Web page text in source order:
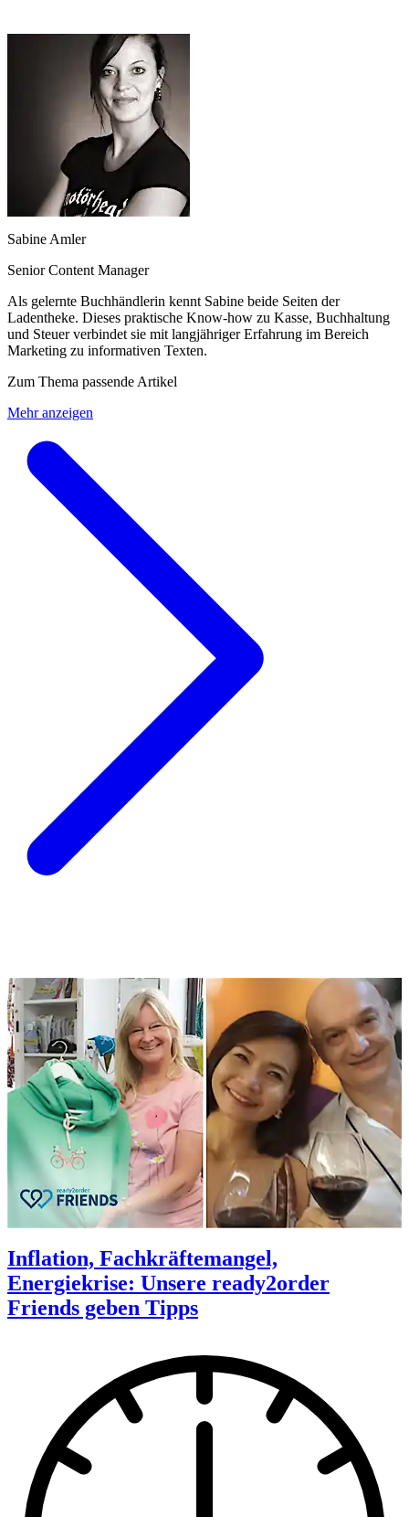
Sabine Amler
Senior Content Manager
Als gelernte Buchhändlerin kennt Sabine beide Seiten der
Ladentheke. Dieses praktische Know-how zu Kasse, Buchhaltung
und Steuer verbindet sie mit langjähriger Erfahrung im Bereich
Marketing zu informativen Texten.
Zum Thema passende Artikel
Mehr anzeigen
Inflation, Fachkräftemangel,
Energiekrise: Unsere ready2order
Friends geben Tipps